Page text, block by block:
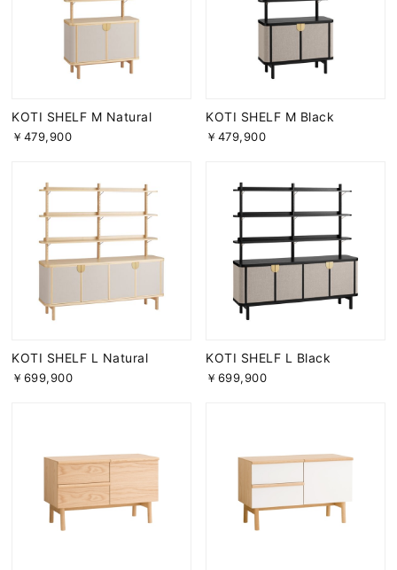
KOTI SHELF M Natural
￥479,900
KOTI SHELF M Black
￥479,900
KOTI SHELF L Natural
￥699,900
KOTI SHELF L Black
￥699,900